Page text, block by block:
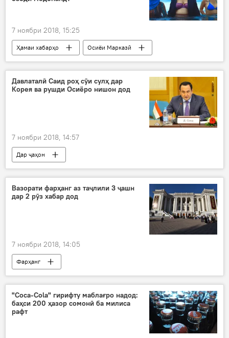
7 ноябри 2018, 15:25
Ҳамаи хабарҳо
Осиёи Марказӣ
Узбакистон
урён
Қирғизистон
Дар Тоҷикистон
Давлаталӣ Саид роҳ сӯи сулҳ дар
Корея ва рушди Осиёро нишон дод
7 ноябри 2018, 14:57
Дар ҷаҳон
Вазорати фарҳанг аз таҷлили 3 ҷашн
дар 2 рӯз хабар дод
7 ноябри 2018, 14:05
Фарҳанг
"Coca-Cola" гирифту маблағро надод:
баҳси 200 ҳазор сомонӣ ба милиса
рафт